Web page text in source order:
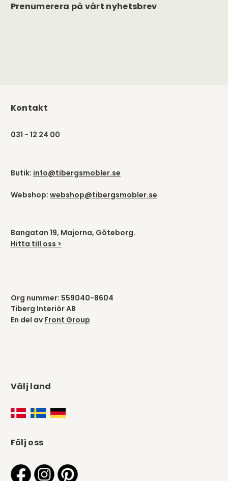
Prenumerera på vårt nyhetsbrev
Kontakt
031 - 12 24 00
Butik: info@tibergsmobler.se
Webshop: webshop@tibergsmobler.se
Bangatan 19, Majorna, Göteborg.
Hitta till oss >
Org nummer: 559040-8604
Tiberg Interiör AB
En del av Front Group
Välj land
Följ oss